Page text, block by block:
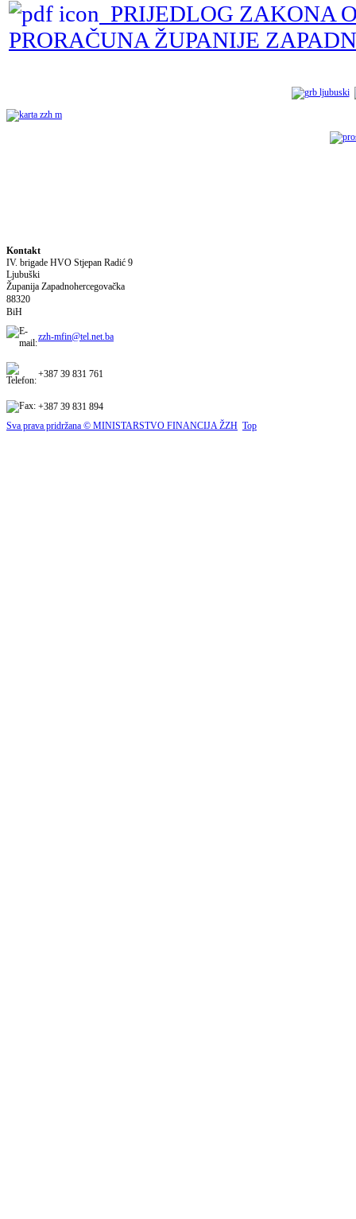
PRIJEDLOG ZAKONA
PRORAČUNA ŽUPANIJE
Kontakt
IV. brigade HVO Stjepan Radić 9
Ljubuški
Županija Zapadnohercegovačka
88320
BiH
zzh-mfin@tel.net.ba
+387 39 831 761
+387 39 831 894
Sva prava pridržana © MINISTARSTVO FINANCIJA ŽZH Top